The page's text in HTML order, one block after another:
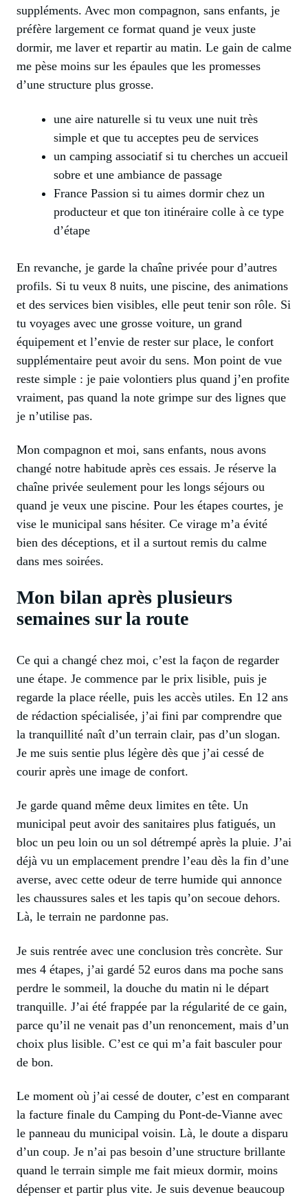
suppléments. Avec mon compagnon, sans enfants, je
préfère largement ce format quand je veux juste
dormir, me laver et repartir au matin. Le gain de calme
me pèse moins sur les épaules que les promesses
d’une structure plus grosse.
une aire naturelle si tu veux une nuit très
simple et que tu acceptes peu de services
un camping associatif si tu cherches un accueil
sobre et une ambiance de passage
France Passion si tu aimes dormir chez un
producteur et que ton itinéraire colle à ce type
d’étape
En revanche, je garde la chaîne privée pour d’autres
profils. Si tu veux 8 nuits, une piscine, des animations
et des services bien visibles, elle peut tenir son rôle. Si
tu voyages avec une grosse voiture, un grand
équipement et l’envie de rester sur place, le confort
supplémentaire peut avoir du sens. Mon point de vue
reste simple : je paie volontiers plus quand j’en profite
vraiment, pas quand la note grimpe sur des lignes que
je n’utilise pas.
Mon compagnon et moi, sans enfants, nous avons
changé notre habitude après ces essais. Je réserve la
chaîne privée seulement pour les longs séjours ou
quand je veux une piscine. Pour les étapes courtes, je
vise le municipal sans hésiter. Ce virage m’a évité
bien des déceptions, et il a surtout remis du calme
dans mes soirées.
Mon bilan après plusieurs
semaines sur la route
Ce qui a changé chez moi, c’est la façon de regarder
une étape. Je commence par le prix lisible, puis je
regarde la place réelle, puis les accès utiles. En 12 ans
de rédaction spécialisée, j’ai fini par comprendre que
la tranquillité naît d’un terrain clair, pas d’un slogan.
Je me suis sentie plus légère dès que j’ai cessé de
courir après une image de confort.
Je garde quand même deux limites en tête. Un
municipal peut avoir des sanitaires plus fatigués, un
bloc un peu loin ou un sol détrempé après la pluie. J’ai
déjà vu un emplacement prendre l’eau dès la fin d’une
averse, avec cette odeur de terre humide qui annonce
les chaussures sales et les tapis qu’on secoue dehors.
Là, le terrain ne pardonne pas.
Je suis rentrée avec une conclusion très concrète. Sur
mes 4 étapes, j’ai gardé 52 euros dans ma poche sans
perdre le sommeil, la douche du matin ni le départ
tranquille. J’ai été frappée par la régularité de ce gain,
parce qu’il ne venait pas d’un renoncement, mais d’un
choix plus lisible. C’est ce qui m’a fait basculer pour
de bon.
Le moment où j’ai cessé de douter, c’est en comparant
la facture finale du Camping du Pont-de-Vianne avec
le panneau du municipal voisin. Là, le doute a disparu
d’un coup. Je n’ai pas besoin d’une structure brillante
quand le terrain simple me fait mieux dormir, moins
dépenser et partir plus vite. Je suis devenue beaucoup